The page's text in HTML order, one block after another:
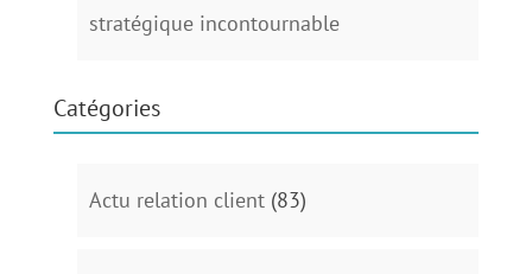
stratégique incontournable
Catégories
Actu relation client(83)